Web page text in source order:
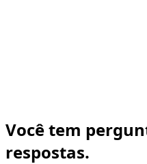
Você tem
respostas.